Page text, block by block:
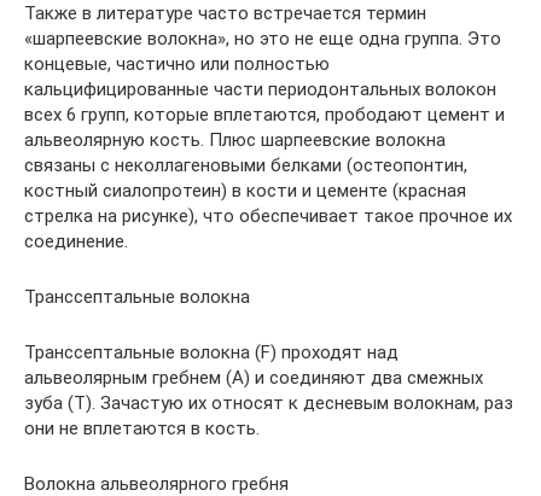
Также в литературе часто встречается термин
«шарпеевские волокна», но это не еще одна группа. Это
концевые, частично или полностью
кальцифицированные части периодонтальных волокон
всех 6 групп, которые вплетаются, прободают цемент и
альвеолярную кость. Плюс шарпеевские волокна
связаны с неколлагеновыми белками (остеопонтин,
костный сиалопротеин) в кости и цементе (красная
стрелка на рисунке), что обеспечивает такое прочное их
соединение.
Транссептальные волокна
Транссептальные волокна (F) проходят над
альвеолярным гребнем (A) и соединяют два смежных
зуба (T). Зачастую их относят к десневым волокнам, раз
они не вплетаются в кость.
Волокна альвеолярного гребня